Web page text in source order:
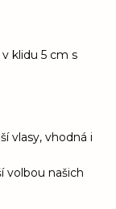
klidu 5 cm s
vlasy, vhodná i
volbou našich